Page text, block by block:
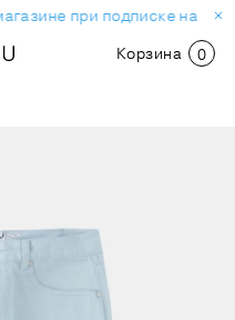
при подписке на
Корзина 0